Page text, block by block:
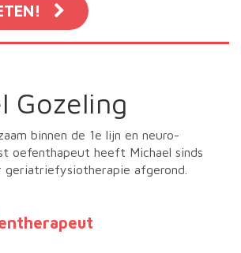
Gozeling
binnen de 1e lijn en neuro-
oefenthapeut heeft Michael sinds
geriatriefysiotherapie afgerond.